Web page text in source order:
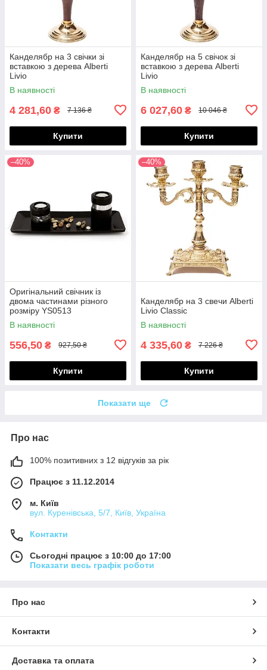
Канделябр на 3 свічки зі
вставкою з дерева Alberti
Livio
В наявності
4 281,60 ₴ 7 136 ₴
Купити
Канделябр на 5 свічок зі
вставкою з дерева Alberti
Livio
В наявності
6 027,60 ₴ 10 046 ₴
Купити
–40%
Оригінальний свічник із
двома частинами різного
розміру YS0513
В наявності
556,50 ₴ 927,50 ₴
Купити
–40%
Канделябр на 3 свечи Alberti
Livio Classic
В наявності
4 335,60 ₴ 7 226 ₴
Купити
Показати ще
Про нас
100% позитивних з 12 відгуків за рік
Працює з 11.12.2014
м. Київ
вул. Куренівська, 5/7, Київ, Україна
Контакти
Сьогодні працює з 10:00 до 17:00
Показати весь графік роботи
Про нас
Контакти
Доставка та оплата